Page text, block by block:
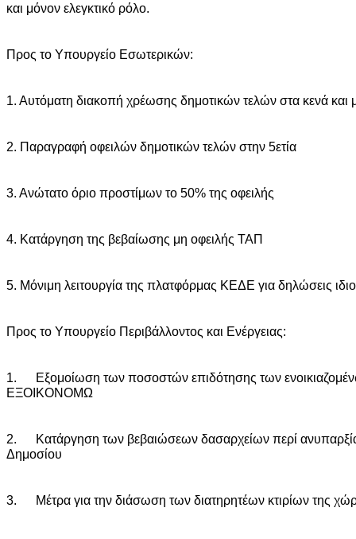
και μόνον ελεγκτικό ρόλο.
Προς το Υπουργείο Εσωτερικών:
1. Αυτόματη διακοπή χρέωσης δημοτικών τελών στα κενά και
2. Παραγραφή οφειλών δημοτικών τελών στην 5ετία
3. Ανώτατο όριο προστίμων το 50% της οφειλής
4. Κατάργηση της βεβαίωσης μη οφειλής ΤΑΠ
5. Μόνιμη λειτουργία της πλατφόρμας ΚΕΔΕ για δηλώσεις
Προς το Υπουργείο Περιβάλλοντος και Ενέργειας:
1. Εξομοίωση των ποσοστών επιδότησης των
ΕΞΟΙΚΟΝΟΜΩ
2. Κατάργηση των βεβαιώσεων δασαρχείων περί
Δημοσίου
3. Μέτρα για την διάσωση των διατηρητέων κτιρίων της